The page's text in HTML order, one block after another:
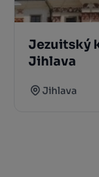
Jezuitský
Jihlava
Jihlava